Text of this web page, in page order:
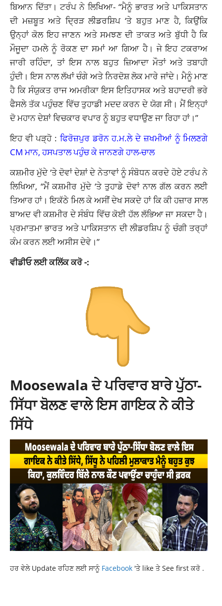
ਬਿਆਨ ਦਿੱਤਾ। ਟਰੰਪ ਨੇ ਲਿਖਿਆ- “ਮੈਨੂੰ ਭਾਰਤ ਅਤੇ ਪਾਕਿਸਤਾਨ
ਦੀ ਮਜ਼ਬੂਤ ​​ਅਤੇ ਦ੍ਰਿੜ ਲੀਡਰਸ਼ਿਪ ‘ਤੇ ਬਹੁਤ ਮਾਣ ਹੈ, ਕਿਉਂਕਿ
ਉਨ੍ਹਾਂ ਕੋਲ ਇਹ ਜਾਣਨ ਅਤੇ ਸਮਝਣ ਦੀ ਤਾਕਤ ਅਤੇ ਬੁੱਧੀ ਹੈ ਕਿ
ਮੌਜੂਦਾ ਹਮਲੇ ਨੂੰ ਰੋਕਣ ਦਾ ਸਮਾਂ ਆ ਗਿਆ ਹੈ। ਜੇ ਇਹ ਟਕਰਾਅ
ਜਾਰੀ ਰਹਿੰਦਾ, ਤਾਂ ਇਸ ਨਾਲ ਬਹੁਤ ਜ਼ਿਆਦਾ ਮੌਤਾਂ ਅਤੇ ਤਬਾਹੀ
ਹੁੰਦੀ। ਇਸ ਨਾਲ ਲੱਖਾਂ ਚੰਗੇ ਅਤੇ ਨਿਰਦੋਸ਼ ਲੋਕ ਮਾਰੇ ਜਾਂਦੇ। ਮੈਨੂੰ ਮਾਣ
ਹੈ ਕਿ ਸੰਯੁਕਤ ਰਾਜ ਅਮਰੀਕਾ ਇਸ ਇਤਿਹਾਸਕ ਅਤੇ ਬਹਾਦਰੀ ਭਰੇ
ਫੈਸਲੇ ਤੱਕ ਪਹੁੰਚਣ ਵਿੱਚ ਤੁਹਾਡੀ ਮਦਦ ਕਰਨ ਦੇ ਯੋਗ ਸੀ। ਮੈਂ ਇਨ੍ਹਾਂ
ਦੋ ਮਹਾਨ ਦੇਸ਼ਾਂ ਵਿਚਕਾਰ ਵਪਾਰ ਨੂੰ ਬਹੁਤ ਵਧਾਉਣ ਜਾ ਰਿਹਾ ਹਾਂ।”
ਇਹ ਵੀ ਪੜ੍ਹੋ : ਫਿਰੋਜ਼ਪੁਰ ਡਰੋਨ ਹ.ਮ.ਲੇ ਦੇ ਜ਼ਖਮੀਆਂ ਨੂੰ ਮਿਲਣਗੇ
CM ਮਾਨ, ਹਸਪਤਾਲ ਪਹੁੰਚ ਕੇ ਜਾਨਣਗੇ ਹਾਲ-ਚਾਲ
ਕਸ਼ਮੀਰ ਮੁੱਦੇ ‘ਤੇ ਦੋਵਾਂ ਦੇਸ਼ਾਂ ਦੇ ਨੇਤਾਵਾਂ ਨੂੰ ਸੰਬੋਧਨ ਕਰਦੇ ਹੋਏ ਟਰੰਪ ਨੇ
ਲਿਖਿਆ, “ਮੈਂ ਕਸ਼ਮੀਰ ਮੁੱਦੇ ‘ਤੇ ਤੁਹਾਡੇ ਦੋਵਾਂ ਨਾਲ ਗੱਲ ਕਰਨ ਲਈ
ਤਿਆਰ ਹਾਂ। ਇਕੱਠੇ ਮਿਲ ਕੇ ਅਸੀਂ ਦੇਖ ਸਕਦੇ ਹਾਂ ਕਿ ਕੀ ਹਜ਼ਾਰ ਸਾਲ
ਬਾਅਦ ਵੀ ਕਸ਼ਮੀਰ ਦੇ ਸੰਬੰਧ ਵਿੱਚ ਕੋਈ ਹੱਲ ਲੱਭਿਆ ਜਾ ਸਕਦਾ ਹੈ।
ਪ੍ਰਮਾਤਮਾ ਭਾਰਤ ਅਤੇ ਪਾਕਿਸਤਾਨ ਦੀ ਲੀਡਰਸ਼ਿਪ ਨੂੰ ਚੰਗੀ ਤਰ੍ਹਾਂ
ਕੰਮ ਕਰਨ ਲਈ ਅਸੀਸ ਦੇਵੇ।”
ਵੀਡੀਓ ਲਈ ਕਲਿੱਕ ਕਰੋ -:
Moosewala ਦੇ ਪਰਿਵਾਰ ਬਾਰੇ ਪੁੱਠਾ-
ਸਿੱਧਾ ਬੋਲਣ ਵਾਲੇ ਇਸ ਗਾਇਕ ਨੇ ਕੀਤੇ
ਸਿੱਧੇ
ਹਰ ਵੇਲੇ Update ਰਹਿਣ ਲਈ ਸਾਨੂੰ Facebook 'ਤੇ like ਤੇ See first ਕਰੋ .